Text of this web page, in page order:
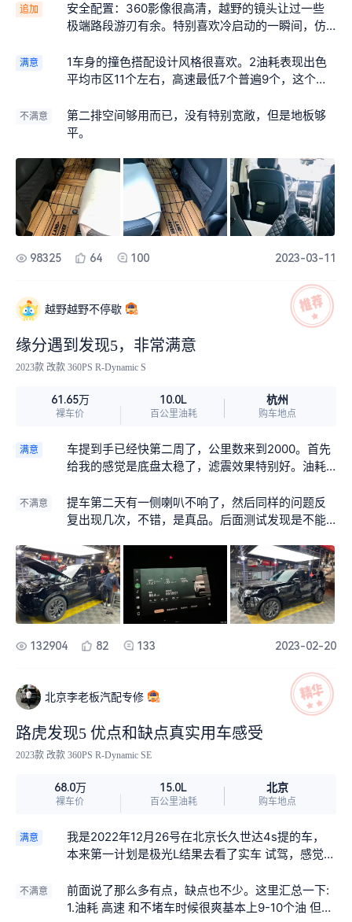
追加
安全配置：360影像很高清，越野的镜头让过一些
极端路段游刃有余。特别喜欢冷启动的一瞬间，仿
满意
1车身的撞色搭配设计风格很喜欢。2油耗表现出色
平均市区11个左右，高速最低7个普遍9个，这个马
是直接看前面几辆车的刹车灯再考虑刹车力度，
爽。4空间够用，后排全部打平给小孩长途睡觉，加
全打开给小孩当零食桌用，这个意想不到的好用。5
空气悬挂高低软硬可以调节相当给力，调到最高境
界就是无敌，悬挂很舒适。6英国之宝的音响效果带
来快乐。7作为真7座，一家人出行舒服。
不满意
第二排空间够用而已，没有特别宽敞，但是地板够
平。
98325 64 100 2023-03-11
越野越野不停歇
缘分遇到发现5，非常满意
2023款 改款 360PS R-Dynamic S
61.65万
裸车价
10.0L
百公里油耗
杭州
购车地点
满意
车提到手已经快第二周了，公里数来到2000。首先
给我的感觉是底盘太稳了，滤震效果特别好。油耗
之间，高速在7-9之间。续航里程从刚提车的580到
现在的855，基本上油耗还是很稳定的。内饰比我之
值，但是自己开着那种感觉难以用语言形容。之前
在宝马X5 GLE Q8之间犹豫，家里有一台5系，感觉
再买个宝马着实像开着同一台车，GLE低配开着不
舒服，高配性价比太低。中间犹豫了一段时间卫
士，但是家里领导试驾之后认为开着不舒服，还是
发现各方面均衡。奥迪的话因为品牌原因直接被pas
现5是60-90万这个赛段里综合实力最强的选手了。
各方面都不错。另外浙江路德行文一西路的冯经理
重点表扬一下，人很实在，谈价格也是直接谈了个
能成交的价格，中间有点坎坷，都摆平了。非常不
错
不满意
提车第二天有一侧喇叭不响了，然后同样的问题反
复出现几次，不错，是真品。后面测试发现是不能
用，用车机导航。然后就是这个颜色，我想要艾格
峰灰和大屿山铜，结果只有黑武士版本。现在的发5
只能是有什么颜色买什么颜色了，有车就不错了。
唯一让我觉得赚了的是原厂全尺寸液晶屏，全尺寸
备胎。
132904 82 133 2023-02-20
北京李老板汽配专修
路虎发现5 优点和缺点真实用车感受
2023款 改款 360PS R-Dynamic SE
68.0万
裸车价
15.0L
百公里油耗
北京
购车地点
满意
我是2022年12月26号在北京长久世达4s提的车，
本来第一计划是极光L结果去看了实车 试驾，感觉空
看了宝马x5 同价位只能买2.0的，进口版的太贵。
放弃， 奥迪Q7换来换去感觉壳没变内饰外观都老气
不满意
前面说了那么多有点，缺点也不少。这里汇总一下:
1.油耗 高速 和不堵车时候很爽基本上9-10个油 但是